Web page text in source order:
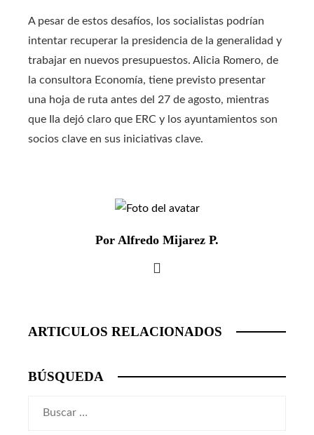
A pesar de estos desafíos, los socialistas podrían
intentar recuperar la presidencia de la generalidad y
trabajar en nuevos presupuestos. Alicia Romero, de
la consultora Economía, tiene previsto presentar
una hoja de ruta antes del 27 de agosto, mientras
que Ila dejó claro que ERC y los ayuntamientos son
socios clave en sus iniciativas clave.
Por Alfredo Mijarez P.
ARTICULOS RELACIONADOS
BÚSQUEDA